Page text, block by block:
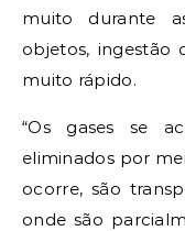
muito durante
objetos, ingestão
muito rápido.
“Os gases se
eliminados por
ocorre, são
onde são